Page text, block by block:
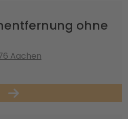
ohne
Aachen